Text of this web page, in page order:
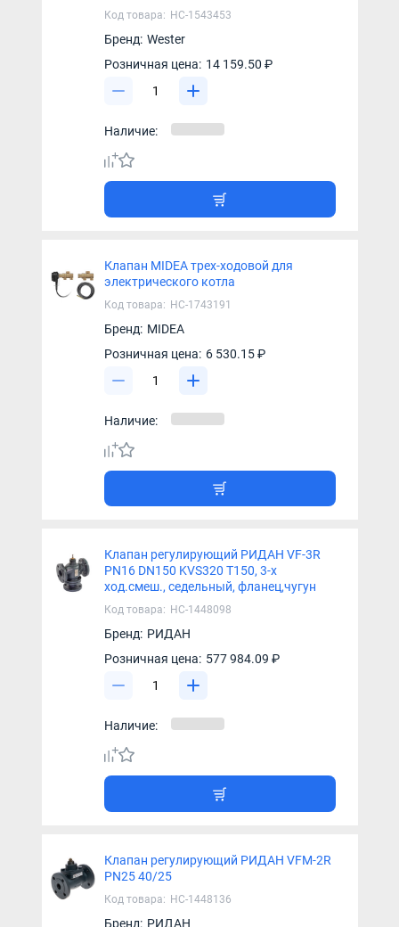
Код товара: НС-1543453
Бренд: Wester
Розничная цена: 14 159.50 ₽
Наличие:
Клапан MIDEA трех-ходовой для
электрического котла
Код товара: НС-1743191
Бренд: MIDEA
Розничная цена: 6 530.15 ₽
Наличие:
Клапан регулирующий РИДАН VF-3R
PN16 DN150 KVS320 T150, 3-х
ход.смеш., седельный, фланец,чугун
Код товара: НС-1448098
Бренд: РИДАН
Розничная цена: 577 984.09 ₽
Наличие:
Клапан регулирующий РИДАН VFM-2R
PN25 40/25
Код товара: НС-1448136
Бренд: РИДАН